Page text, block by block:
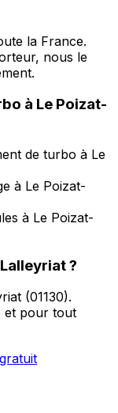
la France.
nous le
à Le Poizat-
de turbo à Le
à Le Poizat-
à Le Poizat-
?
(01130).
et pour tout